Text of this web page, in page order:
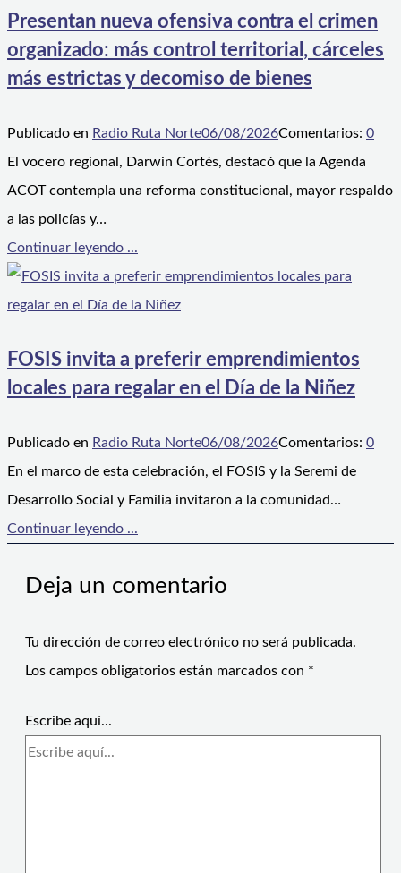
Presentan nueva ofensiva contra el crimen
organizado: más control territorial, cárceles
más estrictas y decomiso de bienes
Publicado en Radio Ruta Norte06/08/2026Comentarios: 0
El vocero regional, Darwin Cortés, destacó que la Agenda
ACOT contempla una reforma constitucional, mayor respaldo
a las policías y…
Continuar leyendo ...
FOSIS invita a preferir emprendimientos
locales para regalar en el Día de la Niñez
Publicado en Radio Ruta Norte06/08/2026Comentarios: 0
En el marco de esta celebración, el FOSIS y la Seremi de
Desarrollo Social y Familia invitaron a la comunidad…
Continuar leyendo ...
Deja un comentario
Tu dirección de correo electrónico no será publicada.
Los campos obligatorios están marcados con *
Escribe aquí...